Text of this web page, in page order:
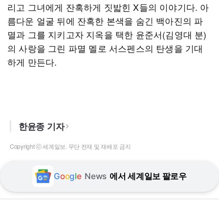
리고 그녀에게 잔혹하게 짓밟힌 X들의 이야기다. 아
름다운 얼굴 뒤에 잔혹한 본색을 숨긴 백아진의 파
멸과 그를 지키고자 지옥을 택한 윤준서(김영대 분)
의 사랑을 그린 파멸 멜로 서스펜스의 탄생을 기대
하게 만든다.
한윤종 기자
Copyright ⓒ 세계일보. 무단 전재 및 재배포 금지
Google News 에서 세계일보 팔로우